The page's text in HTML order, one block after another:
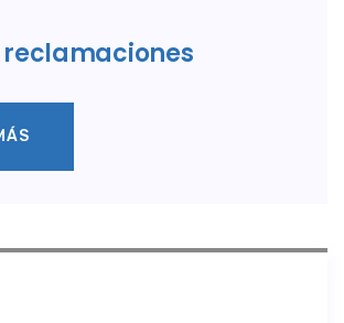
reclamaciones